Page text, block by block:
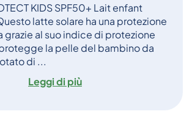
KIDS SPF50+ Lait enfant
latte solare ha una protezione
grazie al suo indice di protezione
la pelle del bambino da
di ...
Leggi di più